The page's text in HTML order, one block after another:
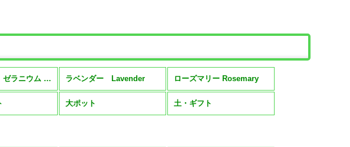
センテッド ゼラニウム Scented Geranium ラベンダー Lavender ローズマリー Rosemary
大ポット 土・ギフト